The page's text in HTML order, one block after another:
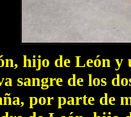
hijo de León y
sangre de los
por parte de